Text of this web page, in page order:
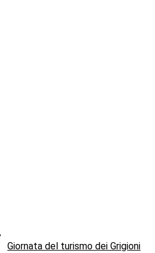
Giornata del turismo dei Grigioni